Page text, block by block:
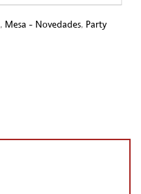
, Mesa - Novedades, Party